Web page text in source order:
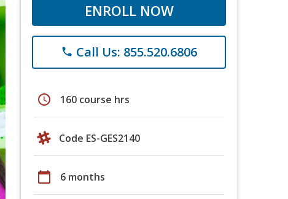
ENROLL NOW
phone Call Us: 855.520.6806
schedule 160 course hrs
Code ES-GES2140
calendar_today 6 months